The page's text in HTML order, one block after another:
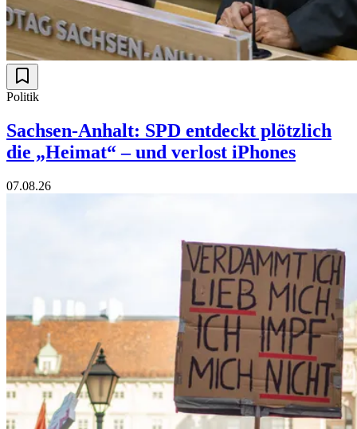
Politik
Sachsen-Anhalt: SPD entdeckt plötzlich
die „Heimat“ – und verlost iPhones
07.08.26